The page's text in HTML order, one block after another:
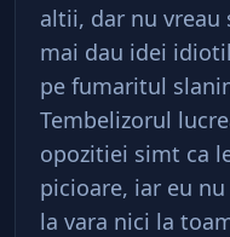
altii, dar nu vreau
mai dau idei
pe fumaritul
Tembelizorul
opozitiei simt ca
picioare, iar eu
la vara nici la